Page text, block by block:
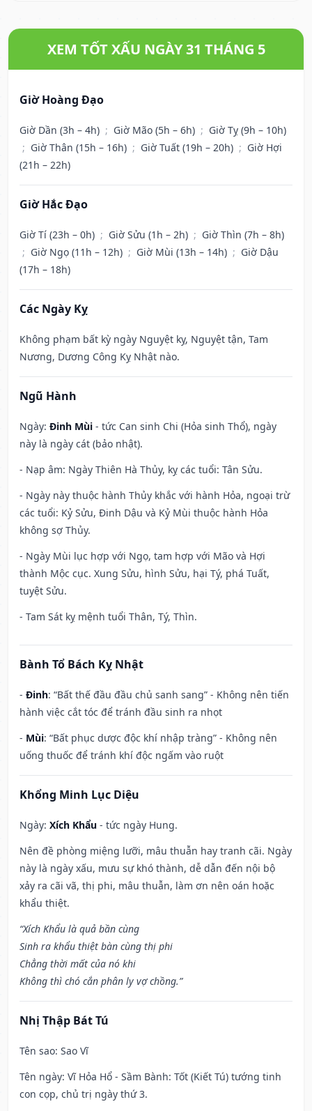
XEM TỐT XẤU NGÀY 31 THÁNG 5
Giờ Hoàng Đạo
Giờ Dần (3h – 4h) ; Giờ Mão (5h – 6h) ; Giờ Tỵ (9h – 10h)
; Giờ Thân (15h – 16h) ; Giờ Tuất (19h – 20h) ; Giờ Hợi
(21h – 22h)
Giờ Hắc Đạo
Giờ Tí (23h – 0h) ; Giờ Sửu (1h – 2h) ; Giờ Thìn (7h – 8h)
; Giờ Ngọ (11h – 12h) ; Giờ Mùi (13h – 14h) ; Giờ Dậu
(17h – 18h)
Các Ngày Kỵ
Không phạm bất kỳ ngày Nguyệt kỵ, Nguyệt tận, Tam
Nương, Dương Công Kỵ Nhật nào.
Ngũ Hành
Ngày: Đinh Mùi - tức Can sinh Chi (Hỏa sinh Thổ), ngày
này là ngày cát (bảo nhật).
- Nạp âm: Ngày Thiên Hà Thủy, kỵ các tuổi: Tân Sửu.
- Ngày này thuộc hành Thủy khắc với hành Hỏa, ngoại trừ
các tuổi: Kỷ Sửu, Đinh Dậu và Kỷ Mùi thuộc hành Hỏa
không sợ Thủy.
- Ngày Mùi lục hợp với Ngọ, tam hợp với Mão và Hợi
thành Mộc cục. Xung Sửu, hình Sửu, hại Tý, phá Tuất,
tuyệt Sửu.
- Tam Sát kỵ mệnh tuổi Thân, Tý, Thìn.
Bành Tổ Bách Kỵ Nhật
- Đinh: “Bất thế đầu đầu chủ sanh sang” - Không nên tiến
hành việc cắt tóc để tránh đầu sinh ra nhọt
- Mùi: “Bất phục dược độc khí nhập tràng” - Không nên
uống thuốc để tránh khí độc ngấm vào ruột
Khổng Minh Lục Diệu
Ngày: Xích Khẩu - tức ngày Hung.
Nên đề phòng miệng lưỡi, mâu thuẫn hay tranh cãi. Ngày
này là ngày xấu, mưu sự khó thành, dễ dẫn đến nội bộ
xảy ra cãi vã, thị phi, mâu thuẫn, làm ơn nên oán hoặc
khẩu thiệt.
“Xích Khẩu là quả bần cùng
Sinh ra khẩu thiệt bàn cùng thị phi
Chẳng thời mất của nó khi
Không thì chó cắn phân ly vợ chồng.”
Nhị Thập Bát Tú
Tên sao: Sao Vĩ
Tên ngày: Vĩ Hỏa Hổ - Sầm Bành: Tốt (Kiết Tú) tướng tinh
con cọp, chủ trị ngày thứ 3.